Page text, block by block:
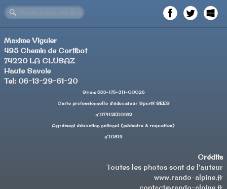
Maxime Viguier
495 Chemin de Cortibot
74220 LA CLUSAZ
Haute Savoie
Tel: 06-13-29-61-20
Siren: 533-175-311-00026
Carte professionnelle d'éducateur Sportif BEES
n°07412ED0182
Agrément éducation national (pédestre & raquettes)
n°10819
Crédits
Toutes les photos sont de l'auteur
www.rando-alpine.fr